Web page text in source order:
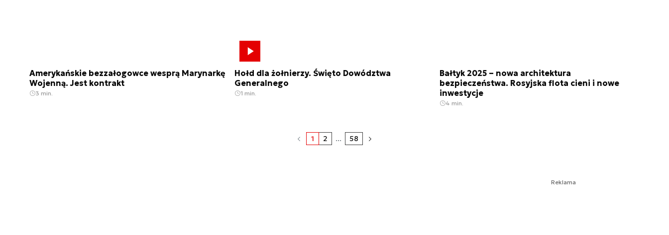
Amerykańskie bezzałogowce wesprą Marynarkę
Wojenną. Jest kontrakt
3 min.
Hołd dla żołnierzy. Święto Dowództwa
Generalnego
1 min.
Bałtyk 2025 – nowa architektura
bezpieczeństwa. Rosyjska flota cieni i nowe
inwestycje
4 min.
1 2 ... 58
Reklama